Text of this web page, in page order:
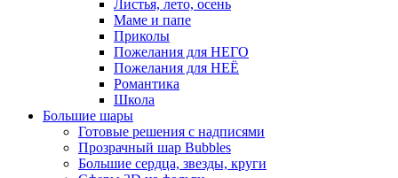
Листья, лето, осень
Маме и папе
Приколы
Пожелания для НЕГО
Пожелания для НЕЁ
Романтика
Школа
Большие шары
Готовые решения с надписями
Прозрачный шар Bubbles
Большие сердца, звезды, круги